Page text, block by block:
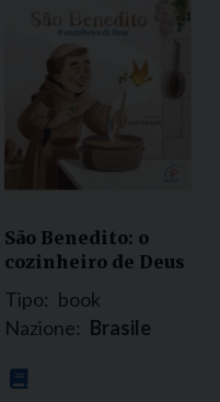
São Benedito: o
cozinheiro de Deus
Tipo: book
Nazione: Brasile